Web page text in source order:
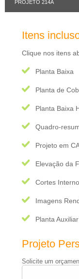
PROJETO 214A
Itens
Clique nos itens
Planta Baixa
Planta de
Planta Baixa
Quadro-
Projeto em
Elevação da
Cortes
Imagens
Planta
Projeto
Solicite um